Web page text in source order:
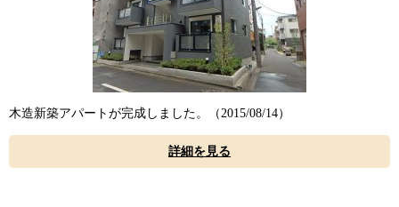
木造新築アパートが完成しました。（2015/08/14）
詳細を見る